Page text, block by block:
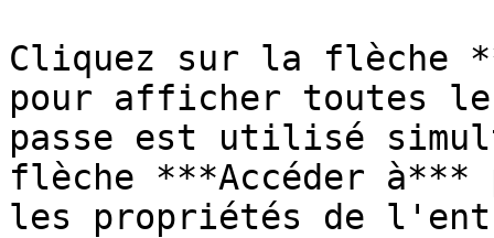
Cliquez sur la flèche
pour afficher toutes
passe est utilisé
flèche ***Accéder
les propriétés de